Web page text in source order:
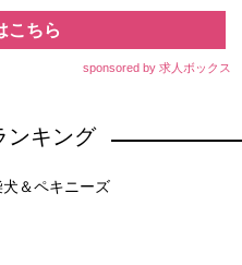
こちら
sponsored by 求人ボックス
ンキング
＆ペキニーズ